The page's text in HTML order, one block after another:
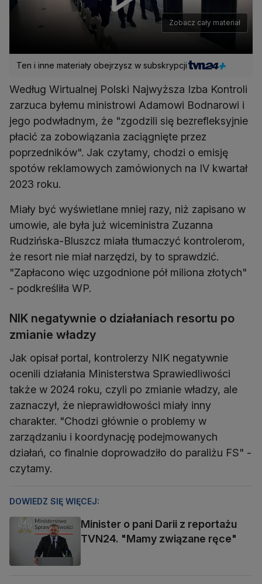
Zobacz cały materiał
Ten i inne materiały obejrzysz w subskrypcji
Według Wirtualnej Polski Najwyższa Izba Kontroli
zarzuca byłemu ministrowi Adamowi Bodnarowi i
jego podwładnym, że "zgodzili się bezrefleksyjnie
płacić za zobowiązania zaciągnięte przez
poprzedników". Jak czytamy, chodzi o emisję
spotów reklamowych zamówionych na IV kwartał
2023 roku.
Miały być wyświetlane mniej razy, niż zapisano w
umowie, ale była już wiceministra Zuzanna
Rudzińska-Bluszcz miała tłumaczyć kontrolerom,
że resort nie miał narzędzi, by to sprawdzić.
"Zapłacono więc uzgodnione pół miliona złotych"
- podkreśliła WP.
NIK negatywnie o działaniach resortu po
zmianie władzy
Jak opisał portal, kontrolerzy NIK negatywnie
ocenili działania Ministerstwa Sprawiedliwości
także w 2024 roku, czyli po zmianie władzy, ale
zaznaczył, że nieprawidłowości miały inny
charakter. "Chodzi głównie o problemy w
zarządzaniu i koordynację podejmowanych
działań, co finalnie doprowadziło do paraliżu FS" -
czytamy.
DOWIEDZ SIĘ WIĘCEJ:
Minister o pani Darii z reportażu
TVN24. "Mamy związane ręce"